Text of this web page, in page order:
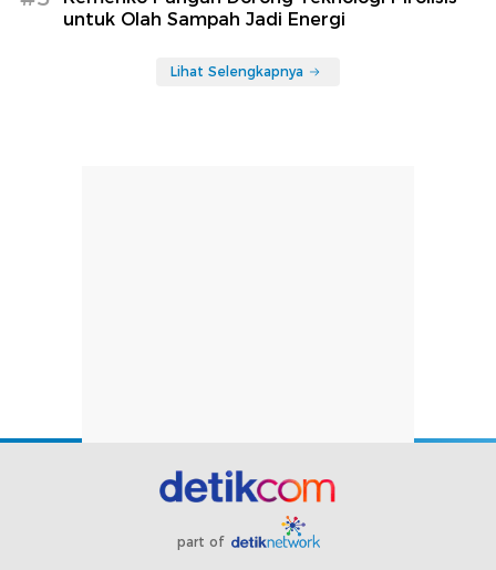
untuk Olah Sampah Jadi Energi
Lihat Selengkapnya
part of